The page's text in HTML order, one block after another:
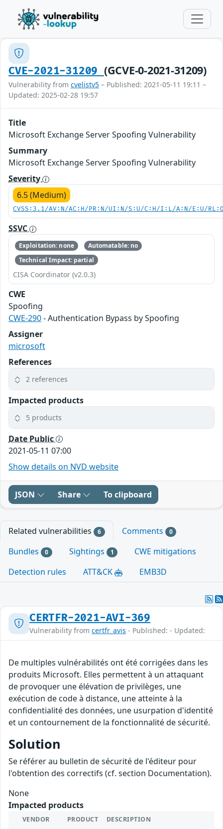
CVE-2021-31209 (GCVE-0-2021-31209)
Vulnerability from cvelistv5 – Published: 2021-05-11 19:11 –
Updated: 2025-02-28 19:57
Title
Microsoft Exchange Server Spoofing Vulnerability
Summary
Microsoft Exchange Server Spoofing Vulnerability
Severity
6.5 (Medium)
CVSS:3.1/AV:N/AC:H/PR:N/UI:N/S:U/C:H/I:L/A:N/E:U/
SSVC
Exploitation: none
Automatable: no
Technical Impact: partial
CISA Coordinator (v2.0.3)
CWE
Spoofing
CWE-290- Authentication Bypass by Spoofing
Assigner
microsoft
References
2 references
Impacted products
5 products
Date Public
2021-05-11 07:00
Show details on NVD website
JSON Share To clipboard
Related vulnerabilities 6 Comments 0
Bundles 0 Sightings 1
CWE mitigations
Detection rules
ATT&CK EMB3D
CERTFR-2021-AVI-369
Vulnerability from certfr_avis - Published: - Updated:
De multiples vulnérabilités ont été corrigées dans les
produits Microsoft. Elles permettent à un attaquant
de provoquer une élévation de privilèges, une
exécution de code à distance, une atteinte à la
confidentialité des données, une usurpation d'identité
et un contournement de la fonctionnalité de sécurité.
Solution
Se référer au bulletin de sécurité de l'éditeur pour
l'obtention des correctifs (cf. section Documentation).
None
Impacted products
VENDOR PRODUCT DESCRIPTION